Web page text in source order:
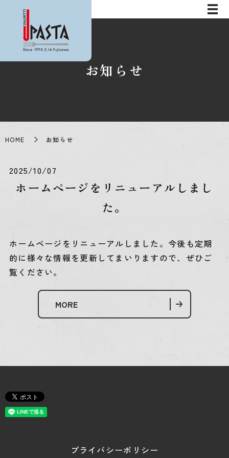
お知らせ
HOME お知らせ
2025/10/07
ホームページをリニューアルしまし
た。
ホームページをリニューアルしました。今後も定期
的に様々な情報を更新してまいりますので、ぜひご
覧ください。
MORE
プライバシーポリシー